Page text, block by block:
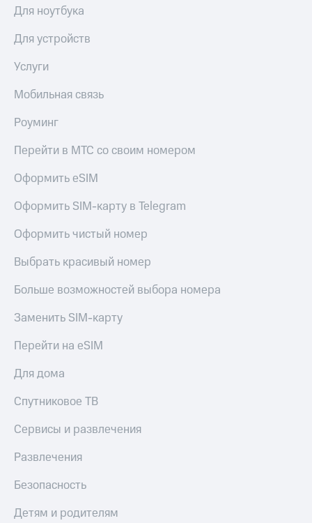
Уведомление
погашении
развитие
этика
На главную
Для ноутбука
Для устройств
Услуги
Мобильная связь
Роуминг
Перейти в МТС со своим номером
Оформить eSIM
Оформить SIM-карту в Telegram
Оформить чистый номер
Выбрать красивый номер
Больше возможностей выбора номера
Заменить SIM-карту
Перейти на eSIM
Для дома
Спутниковое ТВ
Сервисы и развлечения
Развлечения
Безопасность
Детям и родителям